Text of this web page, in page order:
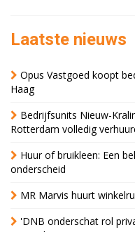
Laatste nieuws
Opus Vastgoed koopt
Haag
Bedrijfsunits Nieuw-
Rotterdam volledig
Huur of bruikleen: Een
onderscheid
MR Marvis huurt
'DNB onderschat rol